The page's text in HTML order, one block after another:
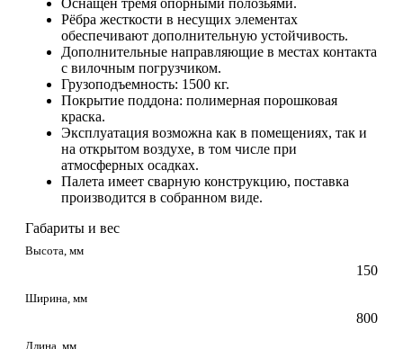
Рёбра жесткости в несущих элементах
обеспечивают дополнительную устойчивость.
Дополнительные направляющие в местах контакта
с вилочным погрузчиком.
Грузоподъемность: 1500 кг.
Покрытие поддона: полимерная порошковая
краска.
Эксплуатация возможна как в помещениях, так и
на открытом воздухе, в том числе при
атмосферных осадках.
Палета имеет сварную конструкцию, поставка
производится в собранном виде.
Габариты и вес
Высота, мм
150
Ширина, мм
800
Длина, мм